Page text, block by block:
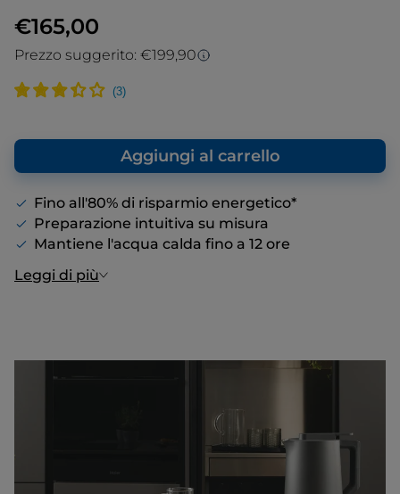
€165,00
Prezzo suggerito: €199,90
Prezzo suggerito
fine di offrire un punto di riferimento
rispetto al prezzo finale di vendita, anche in
Aggiungi al carrello
Fino all'80% di risparmio energetico*
Preparazione intuitiva su misura
Mantiene l'acqua calda fino a 12 ore
Leggi di più